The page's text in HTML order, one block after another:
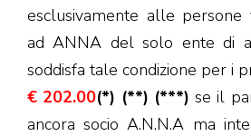
esclusivamente alle persone
ad ANNA del solo ente di
soddisfa tale condizione per i
€ 202.00(*) (**) (***) se il
ancora socio A.N.N.A ma